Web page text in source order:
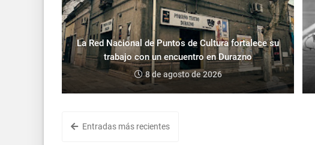
La Red Nacional de Puntos de Cultura fortalece su
trabajo con un encuentro en Durazno
8 de agosto de 2026
Entradas más recientes